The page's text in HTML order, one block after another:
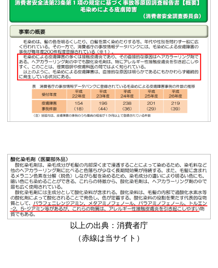
以上の出典：消費者庁
（赤線は当サイト）